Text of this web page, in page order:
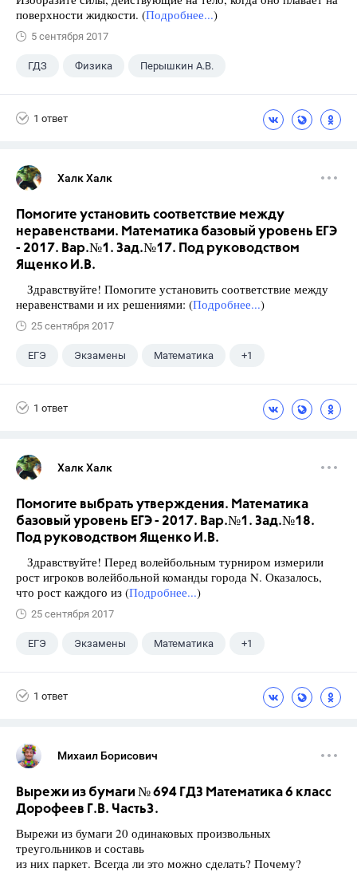
поверхности жидкости. (Подробнее...)
5 сентября 2017
ГДЗ Физика Перышкин А.В.
1 ответ
Халк Халк
Помогите установить соответствие между
неравенствами. Математика базовый уровень ЕГЭ
- 2017. Вар.№1. Зад.№17. Под руководством
Ященко И.В.
Здравствуйте! Помогите установить соответствие между
неравенствами и их решениями: (Подробнее...)
25 сентября 2017
ЕГЭ Экзамены Математика +1
1 ответ
Халк Халк
Помогите выбрать утверждения. Математика
базовый уровень ЕГЭ - 2017. Вар.№1. Зад.№18.
Под руководством Ященко И.В.
Здравствуйте! Перед волейбольным турниром измерили
рост игроков волейбольной команды города N. Оказалось,
что рост каждого из (Подробнее...)
25 сентября 2017
ЕГЭ Экзамены Математика +1
1 ответ
Михаил Борисович
Вырежи из бумаги № 694 ГДЗ Математика 6 класс
Дорофеев Г.В. Часть3.
Вырежи из бумаги 20 одинаковых произвольных
треугольников и составь
из них паркет. Всегда ли это можно сделать? Почему?